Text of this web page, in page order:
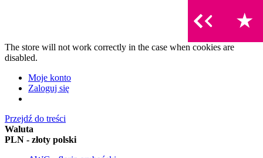
The store will not work correctly in the case when cookies are
disabled.
Moje konto
Zaloguj się
Przejdź do treści
Waluta
PLN - złoty polski